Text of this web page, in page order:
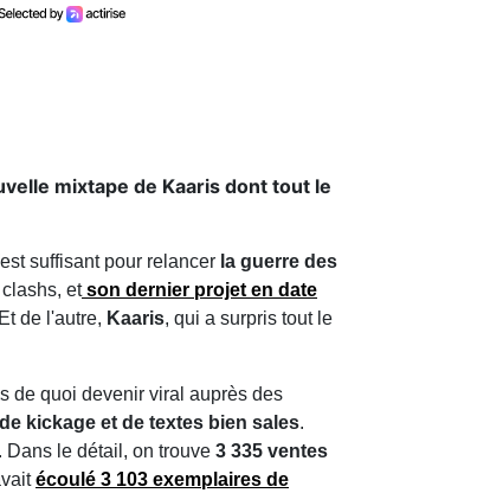
mixtape de Kaaris dont tout le
suffisant pour relancer la guerre des
etson dernier projet en date
de l'autre, Kaaris, qui a surpris tout le
de quoi devenir viral auprès des
kickage et de textes bien sales.
Dans le détail, on trouve 3 335 ventes
écoulé 3 103 exemplaires de